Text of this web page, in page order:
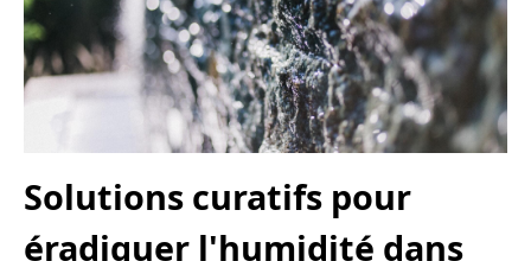
Solutions curatifs pour
éradiquer l'humidité dans